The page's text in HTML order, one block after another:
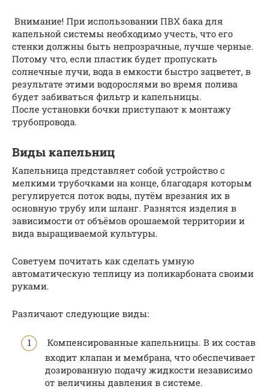
​Внимание! При использовании ПВХ бака для
капельной системы необходимо учесть, что его
стенки должны быть непрозрачные, лучше черные.
Потому что, если пластик будет пропускать
солнечные лучи, вода в емкости быстро зацветет, в
результате этими водорослями во время полива
будет забиваться фильтр и капельницы.
После установки бочки приступают к монтажу
трубопровода.
Виды капельниц
Капельница представляет собой устройство с
мелкими трубочками на конце, благодаря которым
регулируется поток воды, путём врезания их в
основную трубу или шланг. Разнятся изделия в
зависимости от объёмов орошаемой территории и
вида выращиваемой культуры.
Советуем почитать как сделать умную
автоматическую теплицу из поликарбоната своими
руками.
Различают следующие виды:
Компенсированные капельницы. В их состав
входит клапан и мембрана, что обеспечивает
дозированную подачу жидкости независимо
от величины давления в системе.